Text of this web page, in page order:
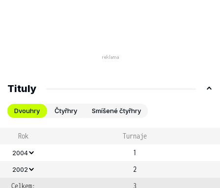
Tituly
Dvouhry Čtyřhry Smíšené čtyřhry
Rok Turnaje
2004 1
2002
2
Celkem:
3